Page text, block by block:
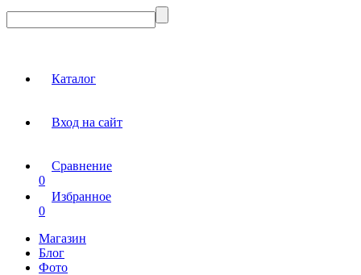
Каталог
Вход на сайт
Сравнение
0
Избранное
0
Магазин
Блог
Фото